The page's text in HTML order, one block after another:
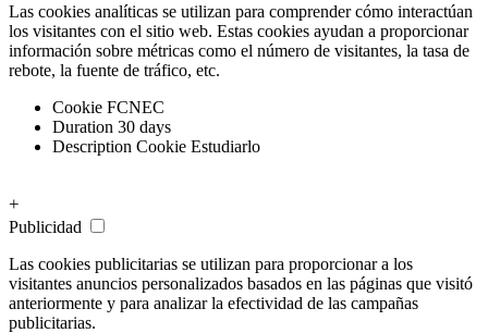
Las cookies analíticas se utilizan para comprender cómo interactúan
los visitantes con el sitio web. Estas cookies ayudan a proporcionar
información sobre métricas como el número de visitantes, la tasa de
rebote, la fuente de tráfico, etc.
Cookie FCNEC
Duration 30 days
Description Cookie Estudiarlo
+
Publicidad
Las cookies publicitarias se utilizan para proporcionar a los
visitantes anuncios personalizados basados ​​en las páginas que visitó
anteriormente y para analizar la efectividad de las campañas
publicitarias.